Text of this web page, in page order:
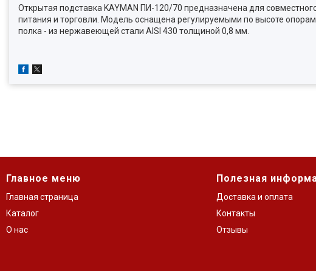
Открытая подставка KAYMAN ПИ-120/70 предназначена для
питания и торговли. Модель оснащена регулируемыми по высоте
полка - из нержавеющей стали AISI 430 толщиной 0,8 мм.
Главное меню
Главная страница
Каталог
О нас
Полезная
Доставка и оплата
Контакты
Отзывы